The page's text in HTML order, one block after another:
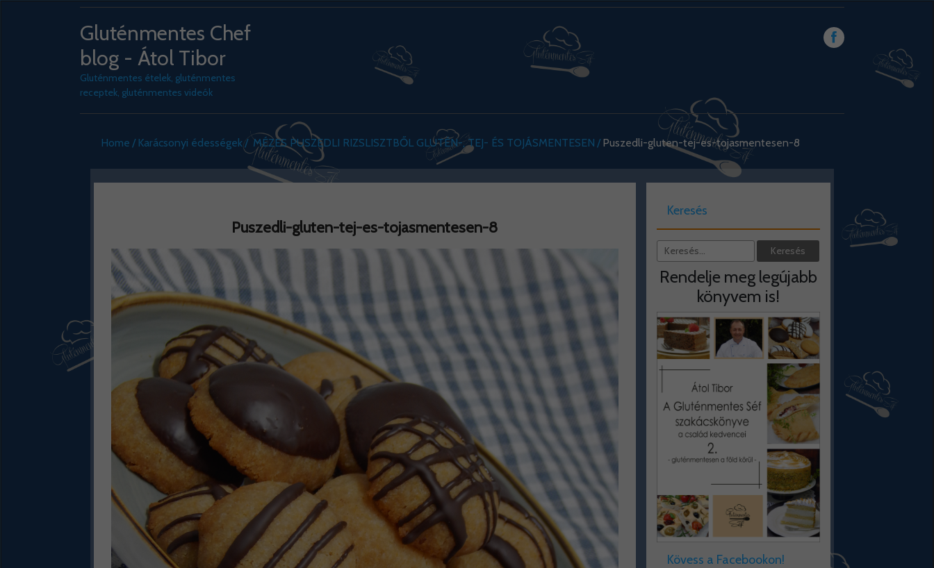
Gluténmentes Chef
blog - Átol Tibor
Gluténmentes ételek, gluténmentes
receptek, gluténmentes videók
Home Karácsonyi édességek MÉZES PUSZEDLI RIZSLISZTBŐL GLUTÉN-, TEJ- ÉS TOJÁSMENTESEN Puszedli-gluten-tej-es-tojasmentesen-8
Puszedli-gluten-tej-es-tojasmentesen-8
Keresés
Rendelje meg legújabb
könyvem is!
Kövess a Facebookon!